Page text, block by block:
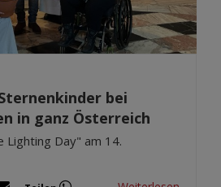
bei
in ganz Österreich
Lighting Day" am 14.